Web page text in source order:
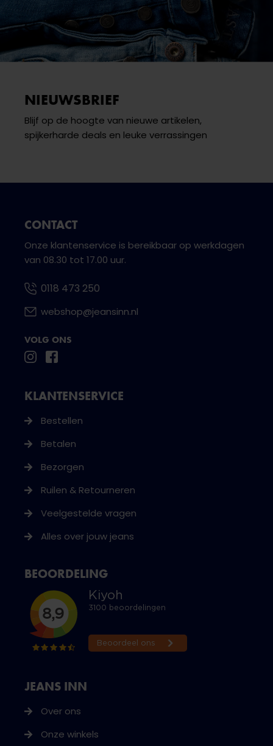
NIEUWSBRIEF
Blijf op de hoogte van nieuwe artikelen,
spijkerharde deals en leuke verrassingen
CONTACT
Onze klantenservice is bereikbaar op werkdagen
van 08.30 tot 17.00 uur.
0118 473 250
webshop@jeansinn.nl
VOLG ONS
JEANS INN
Over ons
Onze winkels
KLANTENSERVICE
Bestellen
Betalen
Bezorgen
Ruilen & Retourneren
Veelgestelde vragen
Alles over jouw jeans
BEOORDELING